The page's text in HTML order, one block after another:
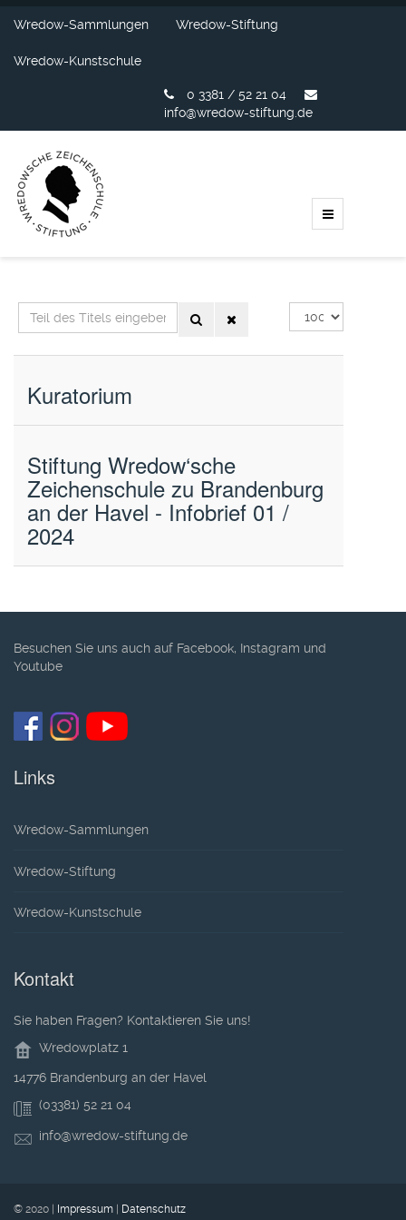
Wredow-Sammlungen Wredow-Stiftung
Wredow-Kunstschule
0 3381 / 52 21 04
info@wredow-stiftung.de
Teil
des
Anzeige
#
Kuratorium
Stiftung Wredow‘sche
Zeichenschule zu Brandenburg
an der Havel - Infobrief 01 /
2024
Besuchen Sie uns auch auf Facebook, Instagram und
Youtube
Links
Wredow-Sammlungen
Wredow-Stiftung
Wredow-Kunstschule
Kontakt
Sie haben Fragen? Kontaktieren Sie uns!
Wredowplatz 1
14776 Brandenburg an der Havel
(03381) 52 21 04
info@wredow-stiftung.de
© 2020 | Impressum | Datenschutz